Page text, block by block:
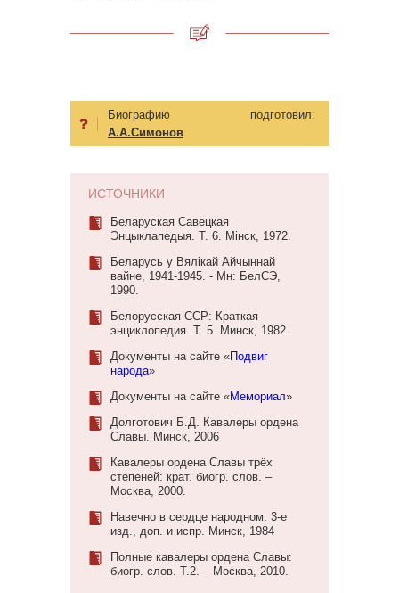
Биографию подготовил:
А.А.Симонов
ИСТОЧНИКИ
Беларуская Савецкая
Энцыклапедыя. Т. 6. Мінск, 1972.
Беларусь у Вялікай Айчыннай
вайне, 1941-1945. - Мн: БелСЭ,
1990.
Белорусская ССР: Краткая
энциклопедия. Т. 5. Минск, 1982.
Документы на сайте «Подвиг
народа»
Документы на сайте «Мемориал»
Долготович Б.Д. Кавалеры ордена
Славы. Минск, 2006
Кавалеры ордена Славы трёх
степеней: крат. биогр. слов. –
Москва, 2000.
Навечно в сердце народном. 3-е
изд., доп. и испр. Минск, 1984
Полные кавалеры ордена Славы:
биогр. слов. Т.2. – Москва, 2010.